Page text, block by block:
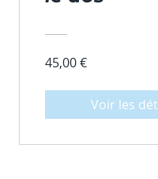
45,00 €
Voir les